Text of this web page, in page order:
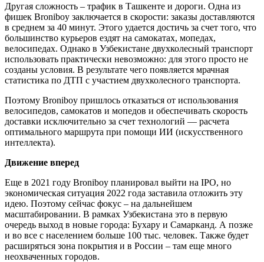
Другая сложность – трафик в Ташкенте и дороги. Одна из
фишек Broniboy заключается в скорости: заказы доставляются
в среднем за 40 минут. Этого удается достичь за счет того, что
большинство курьеров ездят на самокатах, мопедах,
велосипедах. Однако в Узбекистане двухколесный транспорт
использовать практически невозможно: для этого просто не
созданы условия. В результате чего появляется мрачная
статистика по ДТП с участием двухколесного транспорта.
Поэтому Broniboy пришлось отказаться от использования
велосипедов, самокатов и мопедов и обеспечивать скорость
доставки исключительно за счет технологий — расчета
оптимального маршрута при помощи ИИ (искусственного
интеллекта).
Движение вперед
Еще в 2021 году Broniboy планировал выйти на IPO, но
экономическая ситуация 2022 года заставила отложить эту
идею. Поэтому сейчас фокус – на дальнейшем
масштабировании. В рамках Узбекистана это в первую
очередь выход в новые города: Бухару и Самарканд. А позже
и во все с населением больше 100 тыс. человек. Также будет
расширяться зона покрытия и в России – там еще много
неохваченных городов.